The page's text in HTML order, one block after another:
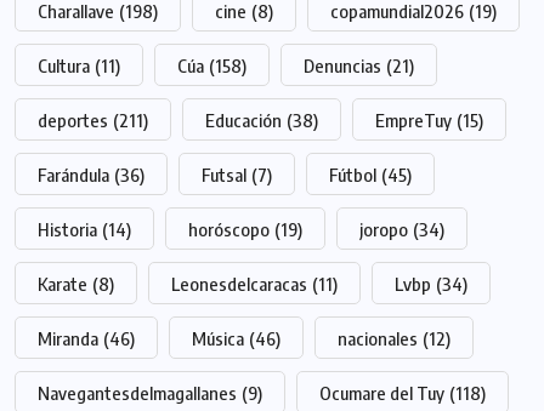
Charallave (198) cine (8) copamundial2026 (19)
Cultura (11) Cúa (158) Denuncias (21)
deportes (211) Educación (38) EmpreTuy (15)
Farándula (36) Futsal (7) Fútbol (45)
Historia (14) horóscopo (19) joropo (34)
Karate (8) Leonesdelcaracas (11) Lvbp (34)
Miranda (46) Música (46) nacionales (12)
Navegantesdelmagallanes (9) Ocumare del Tuy (118)